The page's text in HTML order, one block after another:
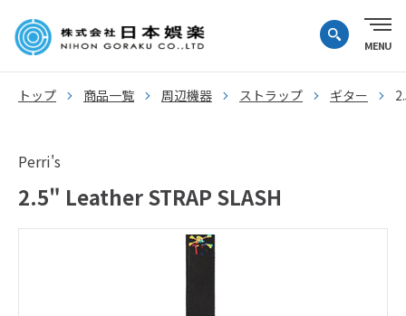
トップ 商品一覧 周辺機器 ストラップ ギター
Perri's
2.5" Leather STRAP SLASH